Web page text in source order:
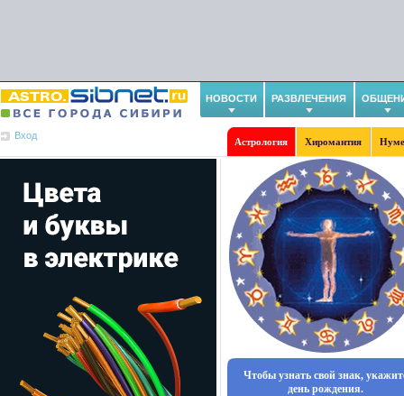
НОВОСТИ РАЗВЛЕЧЕНИЯ
Вход
Астрология Хиромантия
Чтобы узнать свой знак,
день рождения.